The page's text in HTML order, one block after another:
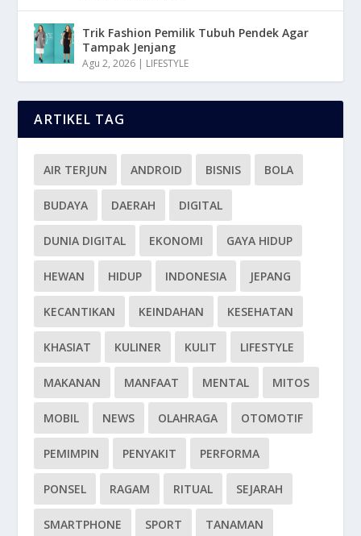
Trik Fashion Pemilik Tubuh Pendek Agar
Tampak Jenjang
Agu 2, 2026 | LIFESTYLE
ARTIKEL TAG
AIR TERJUN ANDROID BISNIS BOLA
BUDAYA DAERAH DIGITAL
DUNIA DIGITAL EKONOMI GAYA HIDUP
HEWAN HIDUP INDONESIA JEPANG
KECANTIKAN KEINDAHAN KESEHATAN
KHASIAT KULINER KULIT LIFESTYLE
MAKANAN MANFAAT MENTAL MITOS
MOBIL NEWS OLAHRAGA OTOMOTIF
PEMIMPIN PENYAKIT PERFORMA
PONSEL RAGAM RITUAL SEJARAH
SMARTPHONE SPORT TANAMAN